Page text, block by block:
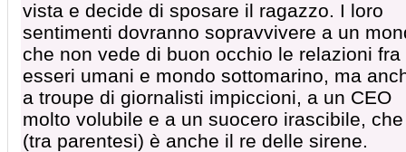
vista e decide di sposare il ragazzo. I loro
sentimenti dovranno sopravvivere a un
che non vede di buon occhio le relazioni fra
esseri umani e mondo sottomarino, ma
a troupe di giornalisti impiccioni, a un CEO
molto volubile e a un suocero irascibile, che
(tra parentesi) è anche il re delle sirene.